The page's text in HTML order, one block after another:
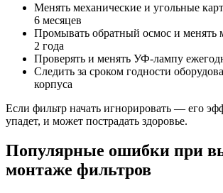
Менять механические и угольные
6 месяцев
Промывать обратный осмос и менять
2 года
Проверять и менять УФ-лампу
Следить за сроком годности
корпуса
Если фильтр начать игнорировать — его
упадет, и может пострадать здоровье.
Популярные ошибки при
монтаже фильтров